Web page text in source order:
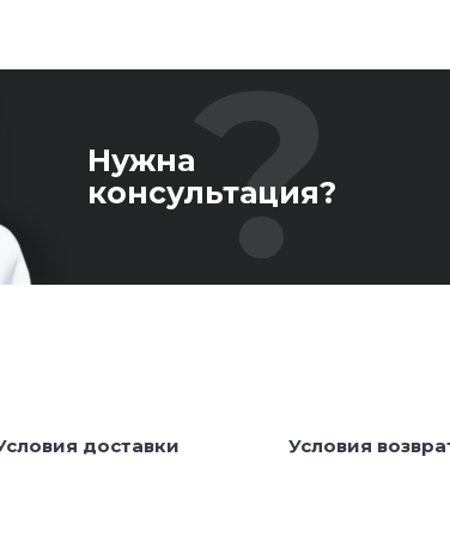
Нужна
консультация?
доставки Условия